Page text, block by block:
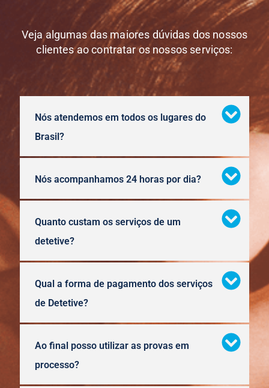
Veja algumas das maiores dúvidas dos nossos
clientes ao contratar os nossos serviços:
Nós atendemos em todos os lugares do
Brasil?
Nós acompanhamos 24 horas por dia?
Quanto custam os serviços de um
detetive?
Qual a forma de pagamento dos serviços
de Detetive?
Ao final posso utilizar as provas em
processo?